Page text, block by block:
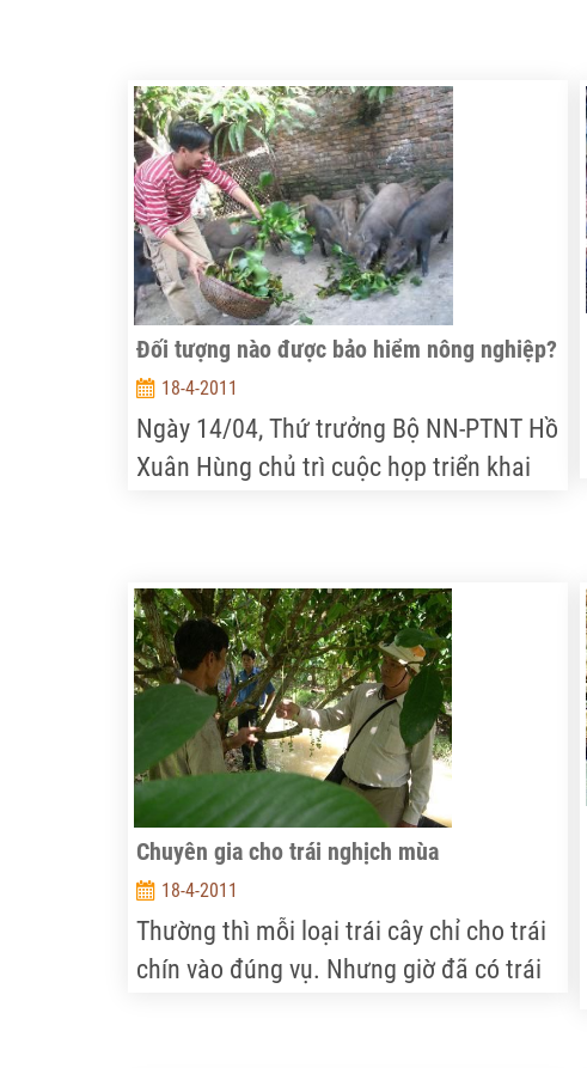
Đối tượng nào được bảo hiểm nông nghiệp?
18-4-2011
Ngày 14/04, Thứ trưởng Bộ NN-PTNT Hồ
Xuân Hùng chủ trì cuộc họp triển khai
nông nghiệp (BHNN) giai đoạn 2011-
2013.
Chuyên gia cho trái nghịch mùa
18-4-2011
Thường thì mỗi loại trái cây chỉ cho trái
chín vào đúng vụ. Nhưng giờ đã có trái